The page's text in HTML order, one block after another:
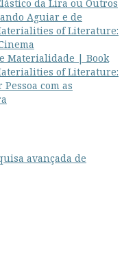
da Lira ou Outros
Aguiar e de
of Literature:
Materialidade | Book
of Literature:
Pessoa com as
avançada de